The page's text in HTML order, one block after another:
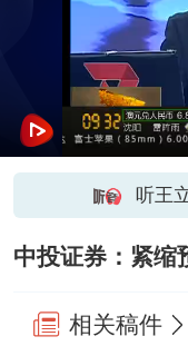
听王
中投证券：紧缩
相关稿件